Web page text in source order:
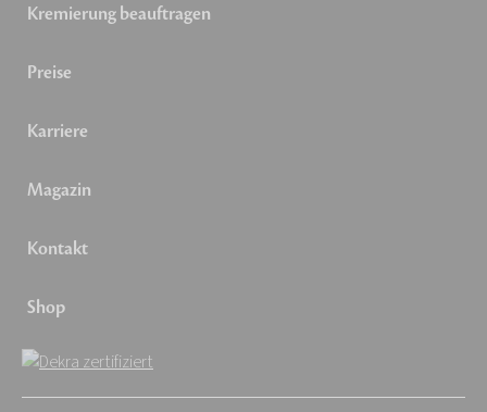
Kremierung beauftragen
Preise
Karriere
Magazin
Kontakt
Shop